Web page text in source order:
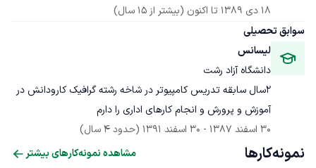
18 دی 1389
تا اکنون (بیشتر از 15 سال)
سوابق تحصیلی
لیسانس
دانشگاه آزاد رشت
2سال سابقه تدریس کامپیوتر در شاخه رشته گرافیک کارودانش در
آموزش و پرورش و انجام کارهای اداری را دارم
30 اسفند 1387
- 30 اسفند 1391 (حدود 4 سال)
نمونه‌کارها مشاهده نمونه‌کارهای بیشتر